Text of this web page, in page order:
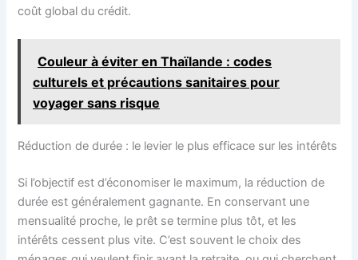
coût global du crédit.
Couleur à éviter en Thaïlande : codes
culturels et précautions sanitaires pour
voyager sans risque
Réduction de durée : le levier le plus efficace sur les intérêts
Si l’objectif est d’économiser le maximum, la réduction de
durée est généralement gagnante. En conservant une
mensualité proche, le prêt se termine plus tôt, et les
intérêts cessent plus vite. C’est souvent le choix des